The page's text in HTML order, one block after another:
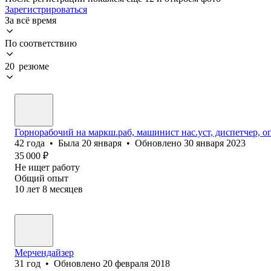
Зарегистрироваться
За всё время
По соответствию
20 резюме
Горнорабочий на маркш.раб, машинист нас.уст, диспетчер,
42 года • Была 20 января • Обновлено 30 января 2023
35 000 ₽
Не ищет работу
Общий опыт
10 лет 8 месяцев
Мерчендайзер
31 год • Обновлено 20 февраля 2018